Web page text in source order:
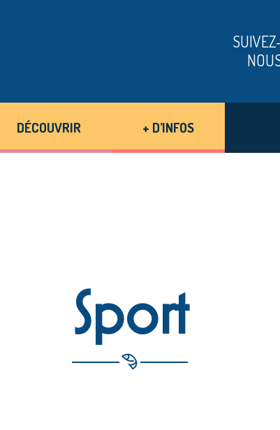
DÉCOUVRIR + D’INFOS
Sport